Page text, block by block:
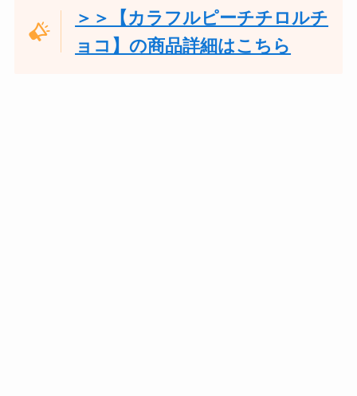
＞＞【カラフルピーチチロルチ
ョコ】の商品詳細はこちら